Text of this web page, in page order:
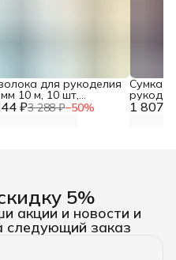
₽3 288 ₽−50%
для рукоделия
10 м, 10 шт,
1 807 ₽
Сумка
5%
акции и новости и
следующий заказ